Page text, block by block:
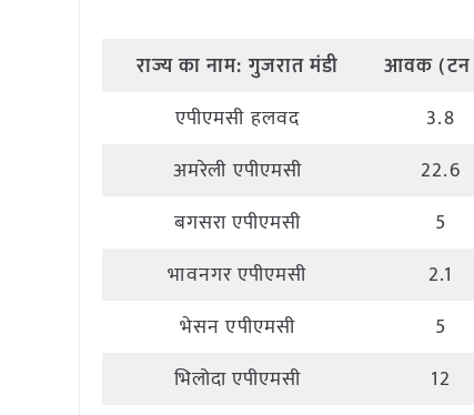
राज्यका नाम:गुजरात मंडी आवक(टन
एपीएमसी हलवद
3.8
अमरेली एपीएमसी
22.6
बगसरा एपीएमसी
5
भावनगर एपीएमसी
2.1
भेसन एपीएमसी
5
भिलोदा एपीएमसी
12